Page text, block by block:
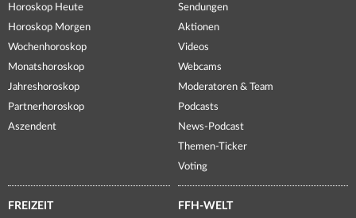
Horoskop Heute
Horoskop Morgen
Wochenhoroskop
Monatshoroskop
Jahreshoroskop
Partnerhoroskop
Aszendent
Sendungen
Aktionen
Videos
Webcams
Moderatoren & Team
Podcasts
News-Podcast
Themen-Ticker
Voting
FREIZEIT FFH-WELT